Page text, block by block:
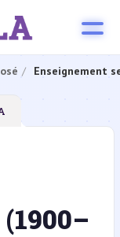
Enseignement